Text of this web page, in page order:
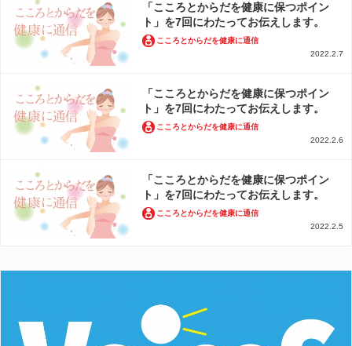
「こころとからだを健康に保つポイン
ト」を7回にわたってお伝えします。
こころとからだを健康に通信
2022.2.7
「こころとからだを健康に保つポイン
ト」を7回にわたってお伝えします。
こころとからだを健康に通信
2022.2.6
「こころとからだを健康に保つポイン
ト」を7回にわたってお伝えします。
こころとからだを健康に通信
2022.2.5